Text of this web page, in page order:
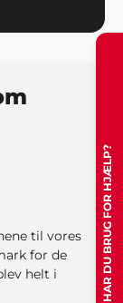
til vores
for de
helt i
HAR DU BRUG FOR HJÆLP?